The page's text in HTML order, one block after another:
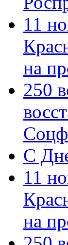
11
на
250
С
11
на